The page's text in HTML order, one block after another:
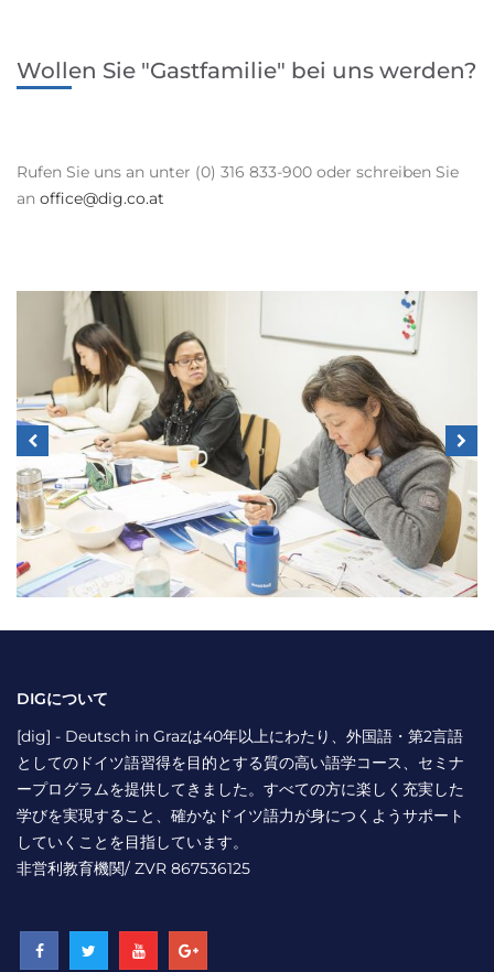
Wollen Sie "Gastfamilie" bei uns werden?
Rufen Sie uns an unter (0) 316 833-900 oder schreiben Sie
an office@dig.co.at
DIGについて
[dig] - Deutsch in Grazは40年以上にわたり、外国語・第2言語
としてのドイツ語習得を目的とする質の高い語学コース、セミナ
ープログラムを提供してきました。すべての方に楽しく充実した
学びを実現すること、確かなドイツ語力が身につくようサポート
していくことを目指しています。
非営利教育機関/ ZVR 867536125